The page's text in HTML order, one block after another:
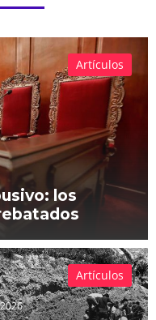
los
Artículos
Artículos